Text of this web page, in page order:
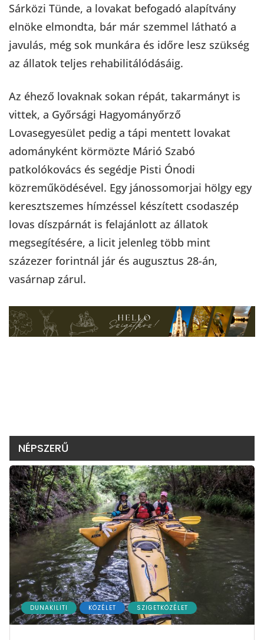
Sárközi Tünde, a lovakat befogadó alapítvány
elnöke elmondta, bár már szemmel látható a
javulás, még sok munkára és időre lesz szükség
az állatok teljes rehabilitálódásáig.
Az éhező lovaknak sokan répát, takarmányt is
vittek, a Győrsági Hagyományőrző
Lovasegyesület pedig a tápi mentett lovakat
adományként körmözte Márió Szabó
patkolókovács és segédje Pisti Ónodi
közreműködésével. Egy jánossomorjai hölgy egy
keresztszemes hímzéssel készített csodaszép
lovas díszpárnát is felajánlott az állatok
megsegítésére, a licit jelenleg több mint
százezer forintnál jár és augusztus 28-án,
vasárnap zárul.
NÉPSZERŰ
DUNAKILITI KÖZÉLET SZIGETKÖZÉLET